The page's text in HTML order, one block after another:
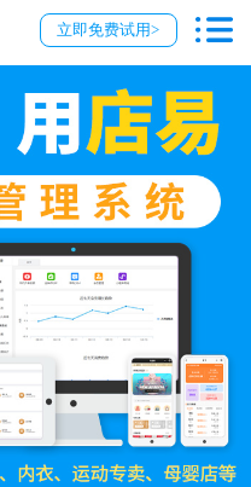
立即免费试用>